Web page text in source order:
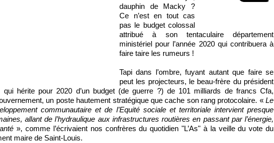
dauphin de Macky ?
Ce n’est en tout cas
pas le budget colossal
attribué à son tentaculaire département
ministériel pour l’année 2020 qui contribuera à
faire taire les rumeurs !
Tapi dans l’ombre, fuyant autant que faire se
peut les projecteurs, le beau-frère du président
qui hérite pour 2020 d’un budget (de guerre ?) de 101 milliards de francs Cfa,
un poste hautement stratégique que cache son rang protocolaire. « Le
communautaire et de l’Equité sociale et territoriale intervient presque
allant de l’hydraulique aux infrastructures routières en passant par l’énergie,
», comme l’écrivaient nos confrères du quotidien "L’As" à la veille du vote du
maire de Saint-Louis.